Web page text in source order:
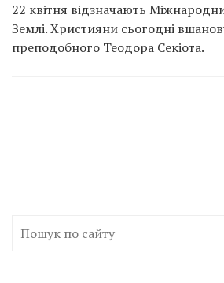
22 квітня відзначають
Землі. Християни сьогодні
преподобного Теодора Секіота.